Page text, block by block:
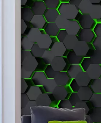
Standard
.33299 .00 /m²
Premium
.67379 .00Kr /m²
Premiumvinyl
725.00 435.00Kr